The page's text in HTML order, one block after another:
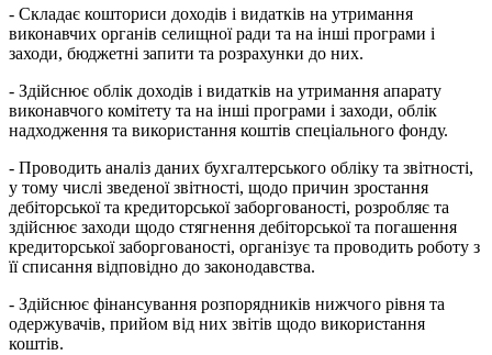
- Складає кошториси доходів і видатків на утримання
виконавчих органів селищної ради та на інші програми і
заходи, бюджетні запити та розрахунки до них.
- Здійснює облік доходів і видатків на утримання апарату
виконавчого комітету та на інші програми і заходи, облік
надходження та використання коштів спеціального фонду.
- Проводить аналіз даних бухгалтерського обліку та звітності,
у тому числі зведеної звітності, щодо причин зростання
дебіторської та кредиторської заборгованості, розробляє та
здійснює заходи щодо стягнення дебіторської та погашення
кредиторської заборгованості, організує та проводить роботу з
її списання відповідно до законодавства.
- Здійснює фінансування розпорядників нижчого рівня та
одержувачів, прийом від них звітів щодо використання
коштів.